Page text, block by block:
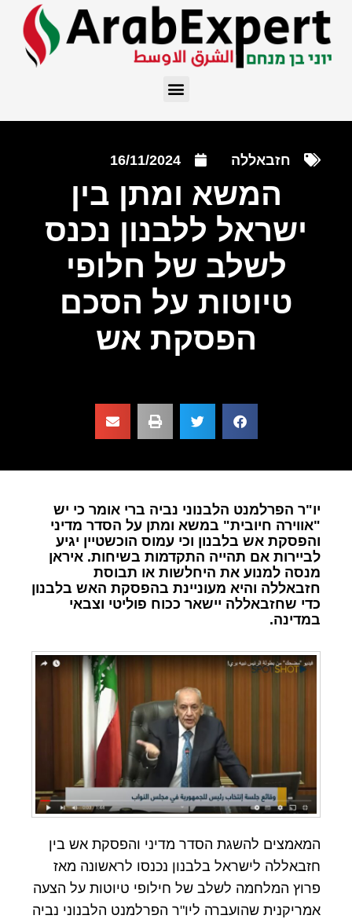
חזבאללה 16/11/2024
המשא ומתן בין
ישראל ללבנון נכנס
לשלב של חלופי
טיוטות על הסכם
הפסקת אש
יו"ר הפרלמנט הלבנוני נביה ברי אומר כי יש
"אווירה חיובית" במשא ומתן על הסדר מדיני
והפסקת אש בלבנון וכי עמוס הוכשטיין יגיע
לביירות אם תהייה התקדמות בשיחות. איראן
מנסה למנוע את היחלשות או תבוסת
חזבאללה והיא מעוניינת בהפסקת האש בלבנון
כדי שחזבאללה יישאר ככוח פוליטי וצבאי
במדינה.
המאמצים להשגת הסדר מדיני והפסקת אש בין
חזבאללה לישראל בלבנון נכנסו לראשונה מאז
פרוץ המלחמה לשלב של חילופי טיוטות על הצעה
אמריקנית שהועברה ליו"ר הפרלמנט הלבנוני נביה